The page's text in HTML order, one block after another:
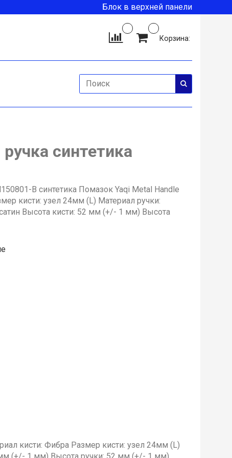
Блок в верхней панели
Корзина:
синтетика
B синтетика Помазок Yaqi Metal Handle
кисти: узел 24мм (L) Материал ручки:
Высота кисти: 52 мм (+/- 1 мм) Высота
кисти: Фибра Размер кисти: узел 24мм (L)